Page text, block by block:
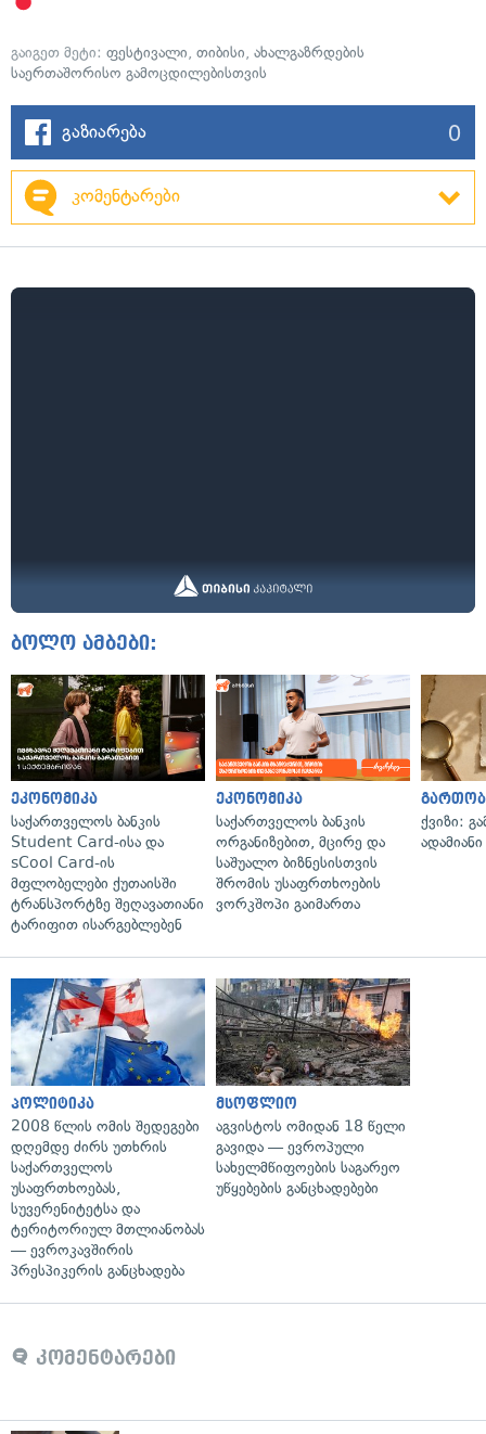
გაიგეთ მეტი: ფესტივალი, თიბისი, ახალგაზრდების
საერთაშორისო გამოცდილებისთვის
გაზიარება 0
კომენტარები
ბოლო ამბები:
ეკონომიკა
საქართველოს ბანკის
Student Card-ისა და
sCool Card-ის
მფლობელები ქუთაისში
ტრანსპორტზე შეღავათიანი
ტარიფით ისარგებლებენ
ეკონომიკა
საქართველოს ბანკის
ორგანიზებით, მცირე და
საშუალო ბიზნესისთვის
შრომის უსაფრთხოების
ვორკშოპი გაიმართა
ქვიზი:
პოლიტიკა
2008 წლის ომის შედეგები
დღემდე ძირს უთხრის
საქართველოს
უსაფრთხოებას,
სუვერენიტეტსა და
ტერიტორიულ მთლიანობას
— ევროკავშირის
პრესპიკერის განცხადება
მსოფლიო
აგვისტოს ომიდან 18 წელი
გავიდა — ევროპული
სახელმწიფოების საგარეო
უწყებების განცხადებები
კომენტარები